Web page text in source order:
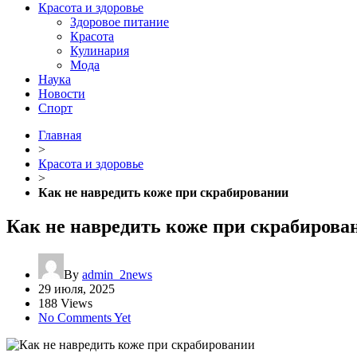
Красота и здоровье
Здоровое питание
Красота
Кулинария
Мода
Наука
Новости
Спорт
Главная
>
Красота и здоровье
>
Как не навредить коже при скрабировании
Как не навредить коже при
By admin_2news
29 июля, 2025
188 Views
No Comments Yet